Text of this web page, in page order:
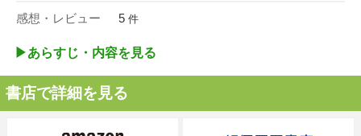
感想・レビュー 5 件
▶︎あらすじ・内容を見る
書店で詳細を見る